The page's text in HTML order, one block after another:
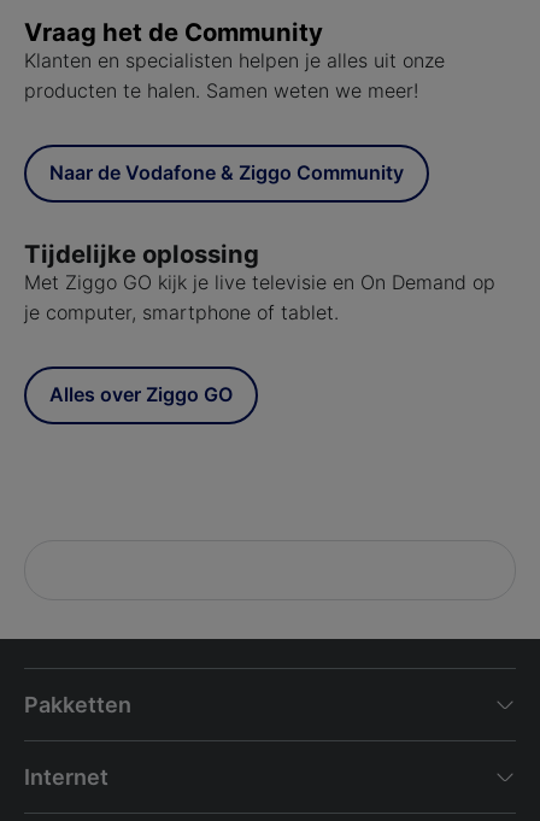
Vraag het de Community
Klanten en specialisten helpen je alles uit onze
producten te halen. Samen weten we meer!
Naar de Vodafone & Ziggo Community
Tijdelijke oplossing
Met Ziggo GO kijk je live televisie en On Demand op
je computer, smartphone of tablet.
Alles over Ziggo GO
Pakketten
Internet